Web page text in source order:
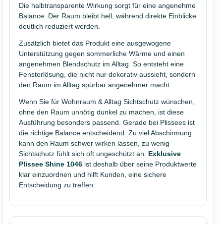
Die halbtransparente Wirkung sorgt für eine angenehme
Balance: Der Raum bleibt hell, während direkte Einblicke
deutlich reduziert werden.
Zusätzlich bietet das Produkt eine ausgewogene
Unterstützung gegen sommerliche Wärme und einen
angenehmen Blendschutz im Alltag. So entsteht eine
Fensterlösung, die nicht nur dekorativ aussieht, sondern
den Raum im Alltag spürbar angenehmer macht.
Wenn Sie für Wohnraum & Alltag Sichtschutz wünschen,
ohne den Raum unnötig dunkel zu machen, ist diese
Ausführung besonders passend. Gerade bei Plissees ist
die richtige Balance entscheidend: Zu viel Abschirmung
kann den Raum schwer wirken lassen, zu wenig
Sichtschutz fühlt sich oft ungeschützt an. Exklusive
Plissee Shine 1046 ist deshalb über seine Produktwerte
klar einzuordnen und hilft Kunden, eine sichere
Entscheidung zu treffen.